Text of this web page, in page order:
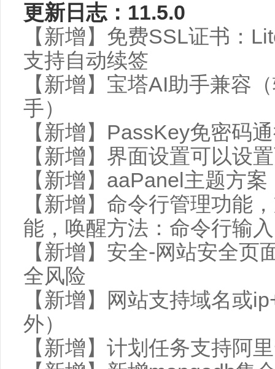
更新日志：11.5.0
【新增】免费SSL证书：
支持自动续签
【新增】宝塔AI助手兼容
手）
【新增】PassKey免密码
【新增】界面设置可以设
【新增】aaPanel主题方案
【新增】命令行管理功能
能，唤醒方法：命令行输
【新增】安全-网站安全
全风险
【新增】网站支持域名或
外）
【新增】计划任务支持阿